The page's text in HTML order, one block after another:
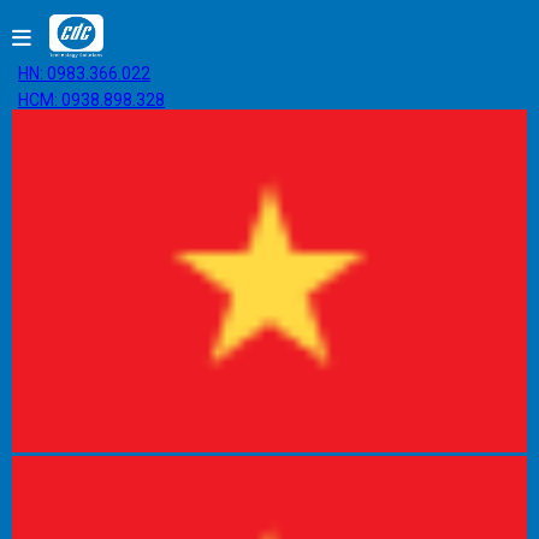
HN: 0983.366.022
HCM: 0938.898.328